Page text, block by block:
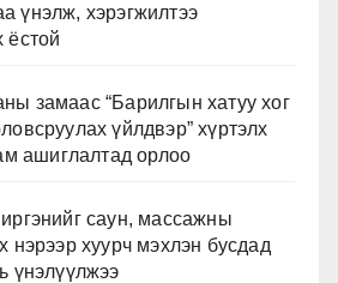
үнэлж, хэрэгжилтээ
ёстой
замаас “Барилгын хатуу хог
үйлдвэр” хүртэлх
ашиглалтад орлоо
саун, массажны
нэрээр хуурч мэхлэн бусдад
үнэлүүлжээ